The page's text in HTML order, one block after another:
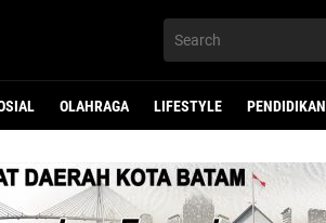
OLAHRAGA LIFESTYLE PENDIDIKAN